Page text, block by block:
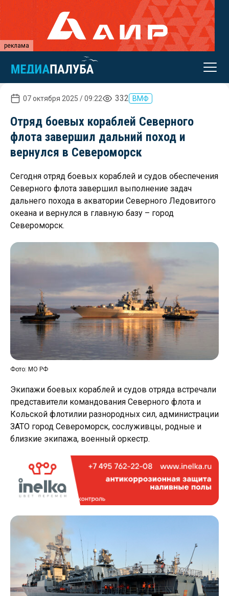
реклама
07 октября 2025 / 09:22 332 ВМФ
Отряд боевых кораблей Северного
флота завершил дальний поход и
вернулся в Североморск
Сегодня отряд боевых кораблей и судов обеспечения
Северного флота завершил выполнение задач
дальнего похода в акватории Северного Ледовитого
океана и вернулся в главную базу – город
Североморск.
Фото: МО РФ
Экипажи боевых кораблей и судов отряда встречали
представители командования Северного флота и
Кольской флотилии разнородных сил, администрации
ЗАТО город Североморск, сослуживцы, родные и
близкие экипажа, военный оркестр.